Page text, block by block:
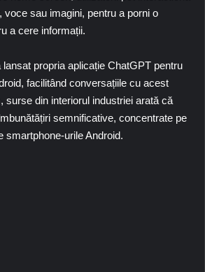
sau imagini, pentru a porni o
a cere informații.
propria aplicație ChatGPT pentru
facilitând conversațiile cu acest
surse din interiorul industriei arată că
semnificative, concentrate pe
smartphone-urile Android.